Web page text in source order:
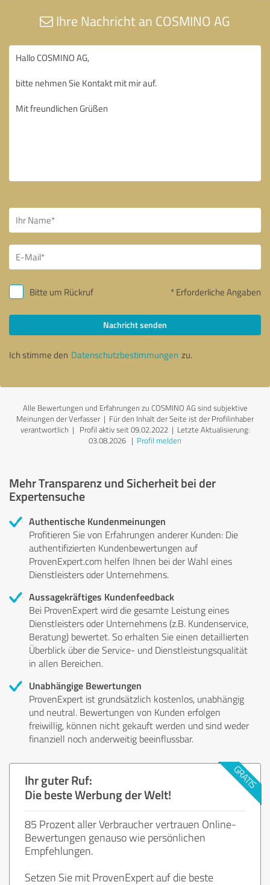
Ihre Nachricht an COSMINO AG
Bitte um Rückruf * Erforderliche Angaben
Nachricht senden
Ich stimme den Datenschutzbestimmungen zu.
Alle Bewertungen und Erfahrungen zu COSMINO AG sind subjektive
Meinungen der Verfasser | Für den Inhalt der Seite ist der Profilinhaber
verantwortlich | Profil aktiv seit 09.02.2022 | Letzte Aktualisierung:
03.08.2026 | Profil melden
Mehr Transparenz und Sicherheit bei der
Expertensuche
Authentische Kundenmeinungen
Profitieren Sie von Erfahrungen anderer Kunden: Die
authentifizierten Kundenbewertungen auf
ProvenExpert.com helfen Ihnen bei der Wahl eines
Dienstleisters oder Unternehmens.
Aussagekräftiges Kundenfeedback
Bei ProvenExpert wird die gesamte Leistung eines
Dienstleisters oder Unternehmens (z.B. Kundenservice,
Beratung) bewertet. So erhalten Sie einen detaillierten
Überblick über die Service- und Dienstleistungsqualität
in allen Bereichen.
Unabhängige Bewertungen
ProvenExpert ist grundsätzlich kostenlos, unabhängig
und neutral. Bewertungen von Kunden erfolgen
freiwillig, können nicht gekauft werden und sind weder
finanziell noch anderweitig beeinflussbar.
Ihr guter Ruf:
Die beste Werbung der Welt!
85 Prozent aller Verbraucher vertrauen Online-
Bewertungen genauso wie persönlichen
Empfehlungen.
Setzen Sie mit ProvenExpert auf die beste